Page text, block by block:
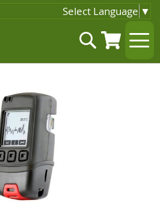
Select Language ▼
Inhalt
springen
Suche